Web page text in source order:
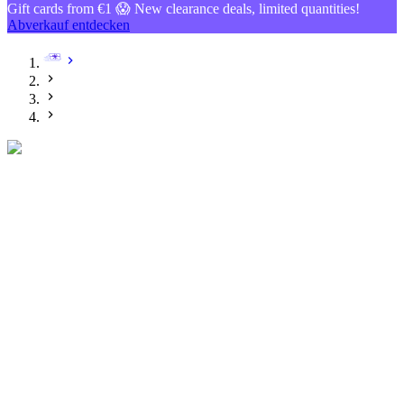
Gift cards from €1 😱 New clearance deals, limited quantities!
Abverkauf entdecken